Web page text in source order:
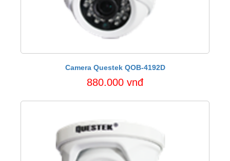
Camera Questek QOB-4192D
880.000 vnđ